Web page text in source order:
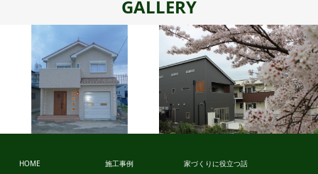
GALLERY
HOME
施工事例
家づくりに役立つ話